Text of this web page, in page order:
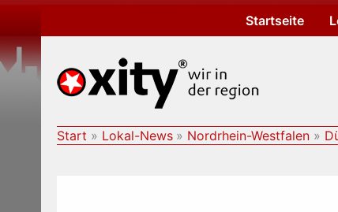
Startseite
Start Lokal-News Nordrhein-Westfalen